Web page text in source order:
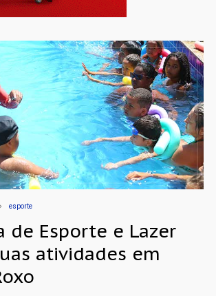
esporte
de Esporte e Lazer
atividades em